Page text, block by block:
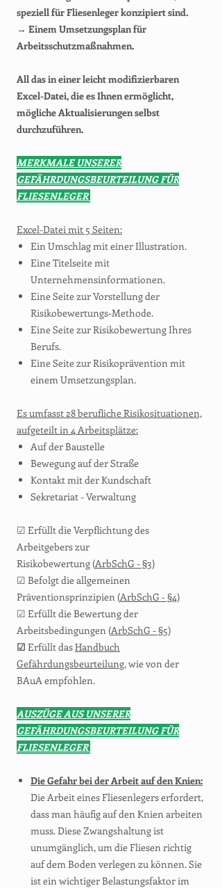
speziell für Fliesenleger konzipiert sind.
→ Einem Umsetzungsplan für
Arbeitsschutzmaßnahmen.
All das in einer leicht modifizierbaren
Excel-Datei, die es Ihnen ermöglicht,
mögliche Aktualisierungen selbst
durchzuführen.
MERKMALE UNSERER
GEFÄHRDUNGSBEURTEILUNG FÜR
FLIESENLEGER
Excel-Datei mit 5 Seiten:
Ein Umschlag mit einer Illustration.
Eine Titelseite mit
Unternehmensinformationen.
Eine Seite zur Vorstellung der
Risikobewertungs-Methode.
Eine Seite zur Risikobewertung Ihres
Berufs.
Eine Seite zur Risikoprävention mit
einem Umsetzungsplan.
Es umfasst 28 berufliche Risikosituationen,
aufgeteilt in 4 Arbeitsplätze:
Auf der Baustelle
Bewegung auf der Straße
Kontakt mit der Kundschaft
Sekretariat - Verwaltung
☑ Erfüllt die Verpflichtung des
Arbeitgebers zur
Risikobewertung (ArbSchG - §3)
☑ Befolgt die allgemeinen
Präventionsprinzipien (ArbSchG - §4)
☑ Erfüllt die Bewertung der
Arbeitsbedingungen (ArbSchG - §5)
☑ Erfüllt dasHandbuch
Gefährdungsbeurteilung, wie von der
BAuA empfohlen.
AUSZÜGE AUS UNSERER
GEFÄHRDUNGSBEURTEILUNG FÜR
FLIESENLEGER
Die Gefahr bei der Arbeit auf den Knien:
Die Arbeit eines Fliesenlegers erfordert,
dass man häufig auf den Knien arbeiten
muss. Diese Zwangshaltung ist
unumgänglich, um die Fliesen richtig
auf dem Boden verlegen zu können. Sie
ist ein wichtiger Belastungsfaktor im